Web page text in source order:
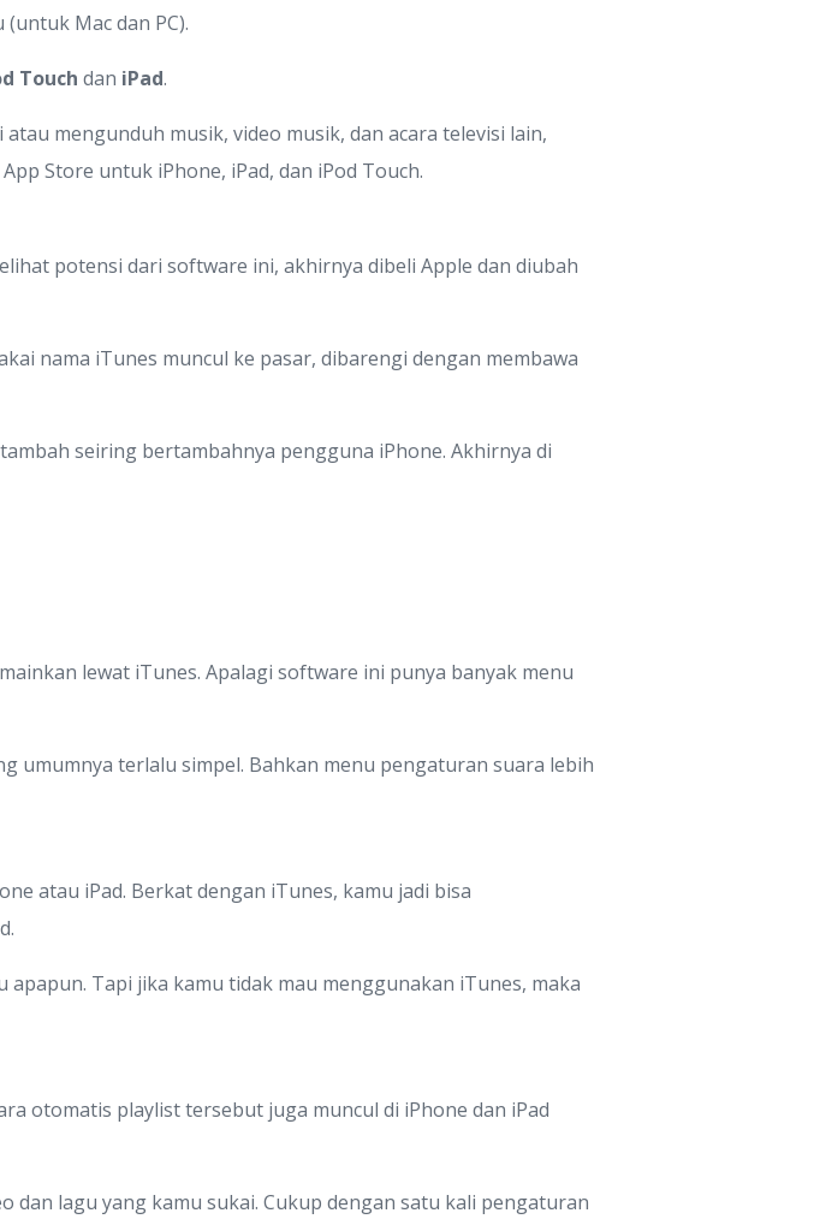
Mac dan PC).
Touch dan iPad.
mengunduh musik, video musik, dan acara televisi lain,
Store untuk iPhone, iPad, dan iPod Touch.
potensi dari software ini, akhirnya dibeli Apple dan diubah
nama iTunes muncul ke pasar, dibarengi dengan membawa
seiring bertambahnya pengguna iPhone. Akhirnya di
lewat iTunes. Apalagi software ini punya banyak menu
umumnya terlalu simpel. Bahkan menu pengaturan suara lebih
atau iPad. Berkat dengan iTunes, kamu jadi bisa
Tapi jika kamu tidak mau menggunakan iTunes, maka
otomatis playlist tersebut juga muncul di iPhone dan iPad
lagu yang kamu sukai. Cukup dengan satu kali pengaturan